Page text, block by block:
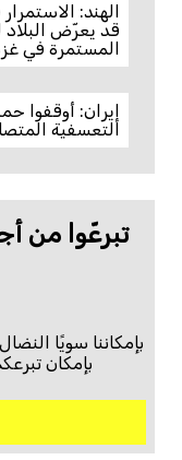
الهند:
قد يعرّض البلاد
المستمرة في
إيران: أوقفوا
التعسفية
تبرعّوا من
بإمكاننا سويًا
بإمكان